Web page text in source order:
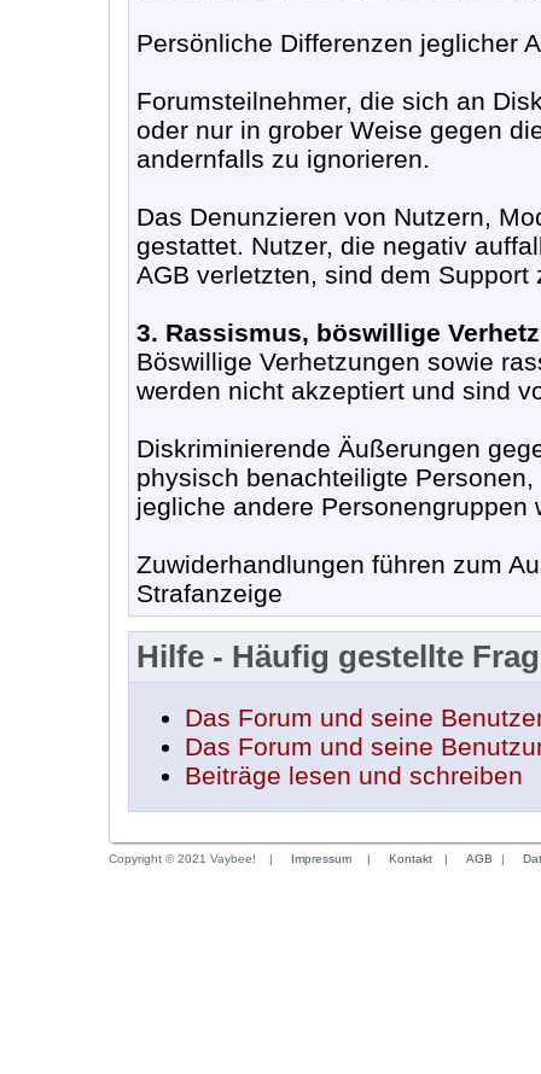
Persönliche Differenzen jeglicher
Forumsteilnehmer, die sich an
oder nur in grober Weise gegen
andernfalls zu ignorieren.
Das Denunzieren von Nutzern,
gestattet. Nutzer, die negativ
AGB verletzten, sind dem Support
3. Rassismus, böswillige
Böswillige Verhetzungen sowie
werden nicht akzeptiert und sind
Diskriminierende Äußerungen
physisch benachteiligte
jegliche andere Personengruppen
Zuwiderhandlungen führen zum
Strafanzeige
Hilfe - Häufig gestellte
Das Forum und seine
Das Forum und seine
Beiträge lesen und schreiben
Copyright © 2021 Vaybee! | Impressum | Kontakt | AGB |